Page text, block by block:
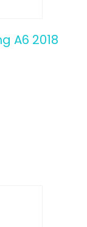
A6 2018